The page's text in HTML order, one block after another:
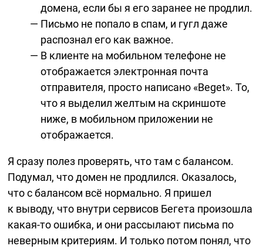
домена, если бы я его заранее не продлил.
Письмо не попало в спам, и гугл даже
распознал его как важное.
В клиенте на мобильном телефоне не
отображается электронная почта
отправителя, просто написано «Beget». То,
что я выделил желтым на скриншоте
ниже, в мобильном приложении не
отображается.
Я сразу полез проверять, что там с балансом.
Подумал, что домен не продлился. Оказалось,
что с балансом всё нормально. Я пришел
к выводу, что внутри сервисов Бегета произошла
какая-тоошибка, и они рассылают письма по
неверным критериям. И только потом понял, что